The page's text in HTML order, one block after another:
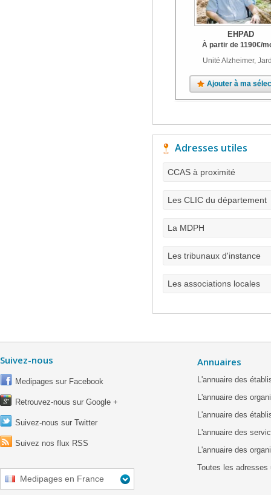
EHPAD
À partir de 1190€/
Unité Alzheimer,
Ajouter à ma
Adresses utiles
CCAS à proximité
Les CLIC du département
La MDPH
Les tribunaux d'instance
Les associations locales
Suivez-nous
Medipages sur Facebook
Retrouvez-nous sur Google +
Suivez-nous sur Twitter
Suivez nos flux RSS
Medipages en France
Annuaires
L'annuaire des
L'annuaire des
L'annuaire des
L'annuaire des
L'annuaire des
Toutes les adresses